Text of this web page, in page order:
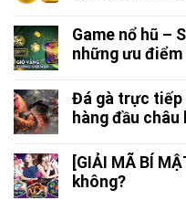
Game nổ hũ –
những ưu
Đá gà trực tiếp
hàng đầu châu
[GIẢI MÃ BÍ
không?